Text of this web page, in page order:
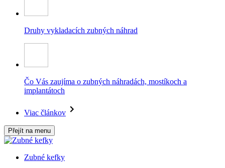
Druhy vykladacích zubných náhrad
Čo Vás zaujíma o zubných náhradách, mostíkoch a
implantátoch
Viac článkov
Přejít na menu
Zubné kefky